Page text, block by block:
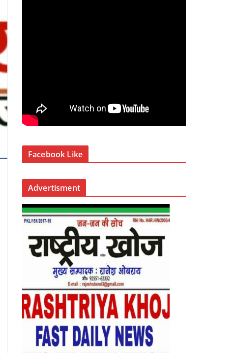
Facebook Like
Advertisment